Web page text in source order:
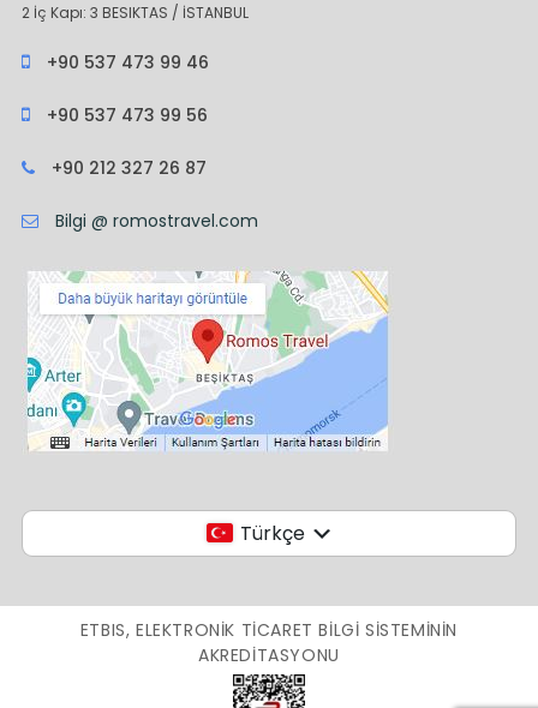
2 İç Kapı: 3 BESIKTAS / İSTANBUL
+90 537 473 99 46
+90 537 473 99 56
+90 212 327 26 87
Bilgi @ romostravel.com
Türkçe
ETBIS, ELEKTRONIK TICARET BILGI SISTEMININ
AKREDITASYONU